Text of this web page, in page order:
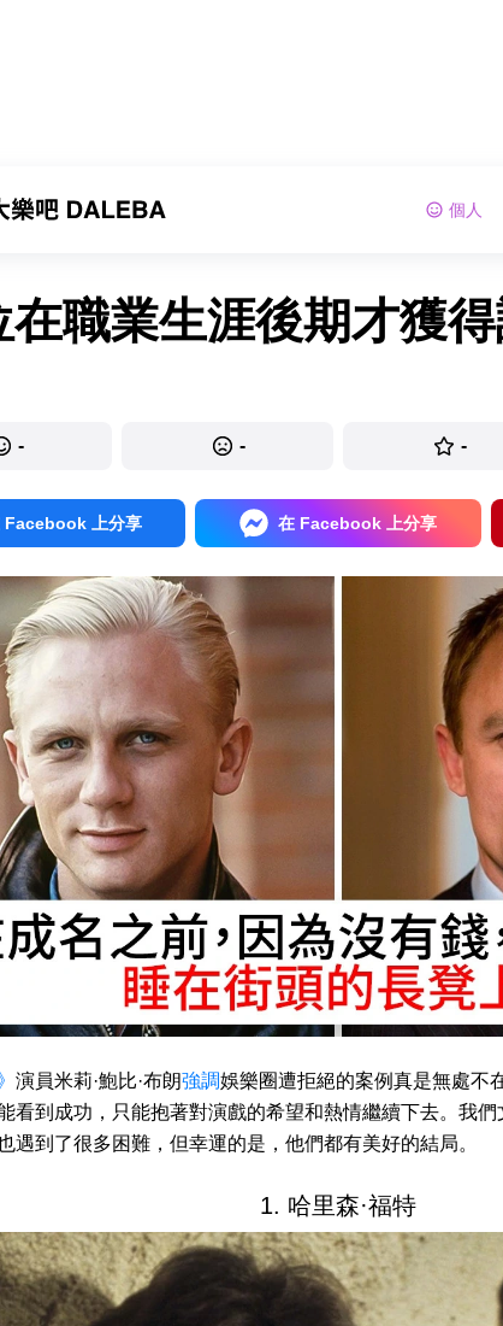
個人
在職業生涯後期才獲
- - -
Facebook 上分享 在 Facebook 上分享
演員米莉·鮑比·布朗強調娛樂圈遭拒絕的案例真是無處不
看到成功，只能抱著對演戲的希望和熱情繼續下去。我
遇到了很多困難，但幸運的是，他們都有美好的結局。
1. 哈里森·福特